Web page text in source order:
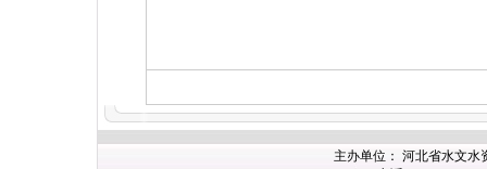
主办单位： 河北省水文水